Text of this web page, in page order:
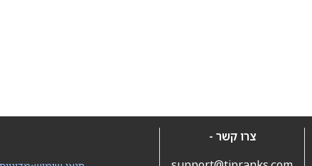
צרו קשר -